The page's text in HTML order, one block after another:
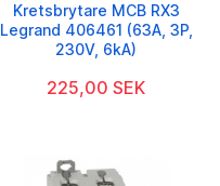
Kretsbrytare MCB RX3
Legrand 406461 (63A, 3P,
230V, 6kA)
225,00 SEK